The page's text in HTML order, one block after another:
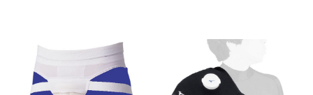
バレーボール